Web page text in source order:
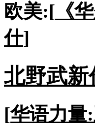
欧美:[ 《
什]
北野武新
[华语力量